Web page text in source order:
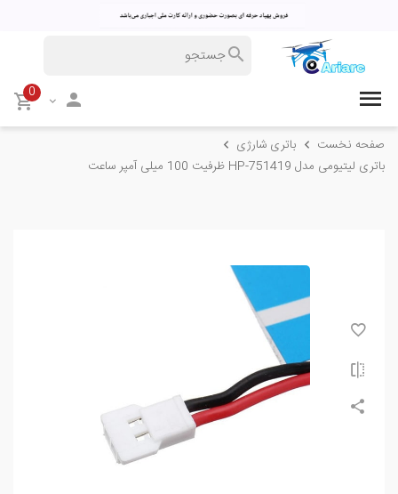
0
صفحه نخست
باتری شارژی
باتری لیتیومی مدل HP-751419 ظرفیت 100 میلی آمپر ساعت